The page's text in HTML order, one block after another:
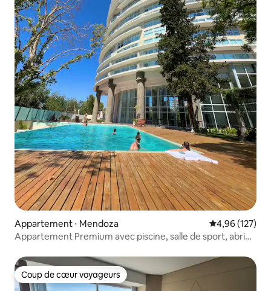
Appartement ⋅ Mendoza Évaluation
4,96 (127)
Appartement Premium avec piscine, salle de sport, abri
Coup de cœur voyageurs
Coup de cœur voyageurs